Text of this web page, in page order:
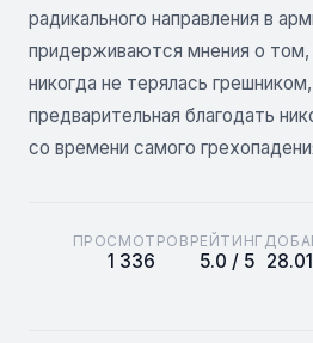
радикального направления в
придерживаются мнения о том,
никогда не терялась
предварительная благодать
со времени самого
ПРОСМОТРОВ
1 336
РЕЙТИНГ
5.0 / 5